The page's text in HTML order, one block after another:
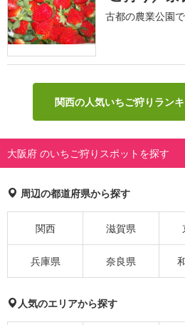
古都の農業公園
関西の人気いちご狩りラン
大阪府 のいちご狩りスポットを探す
周辺の都道府県から探す
関西 滋賀県
兵庫県 奈良県
人気のエリアから探す